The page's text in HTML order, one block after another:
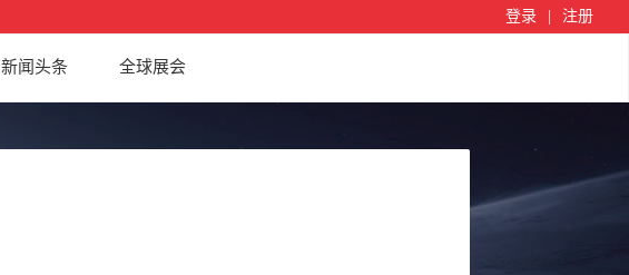
登录 注册
新闻头条 全球展会